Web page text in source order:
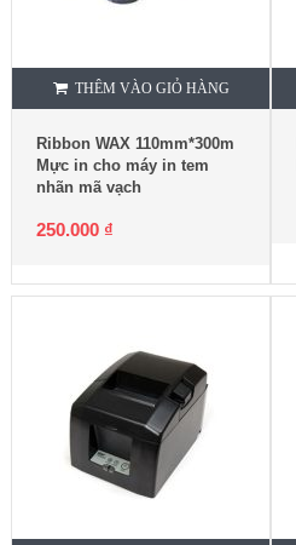
THÊM VÀO GIỎ HÀNG
Ribbon WAX 110mm*300m
Mực in cho máy in tem
nhãn mã vạch
250.000 ₫